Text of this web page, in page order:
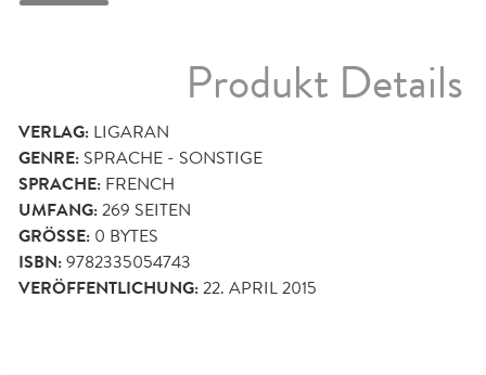
Produkt Details
VERLAG: LIGARAN
GENRE: SPRACHE - SONSTIGE
SPRACHE: FRENCH
UMFANG:269 SEITEN
GRÖSSE: 0 BYTES
ISBN:9782335054743
VERÖFFENTLICHUNG:22. APRIL 2015